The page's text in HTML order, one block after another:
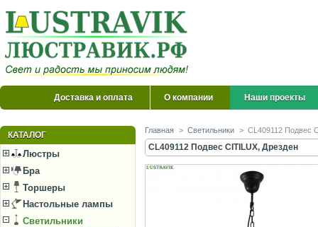
Доставка и оплата О компании Наши проекты
КАТАЛОГ
Люстры
Бра
Торшеры
Настольные лампы
Светильники
Главная > Светильники > CL409112 Подвес
CL409112 Подвес CITILUX, Дрезден